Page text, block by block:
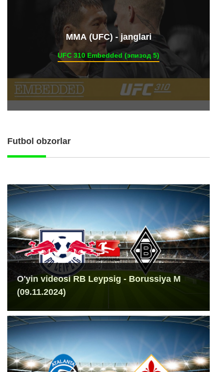
ММА (UFC) - janglari
UFC 310 Embedded (эпизод 5)
Futbol obzorlar
O'yin videosi RB Leypsig - Borussiya M
(09.11.2024)